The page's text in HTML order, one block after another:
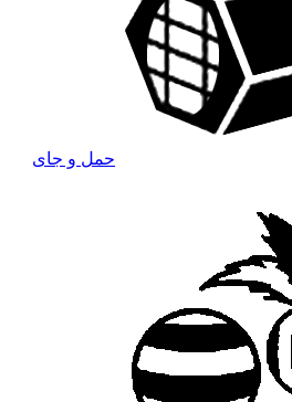
حمل و جای